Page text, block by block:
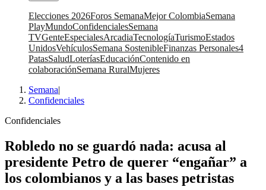
Elecciones 2026Foros SemanaMejor ColombiaSemana
PlayMundoConfidencialesSemana
TVGenteEspecialesArcadiaTecnologíaTurismoEstados
UnidosVehículosSemana SostenibleFinanzas Personales4
PatasSaludLoteríasEducaciónContenido en
colaboraciónSemana RuralMujeres
Semana|
Confidenciales
Confidenciales
Robledo no se guardó nada: acusa al
presidente Petro de querer “engañar” a
los colombianos y a las bases petristas